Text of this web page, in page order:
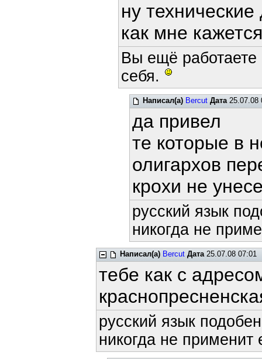
ну
как мне
Вы ещё
себя.
Написал(а) Bercut Дата25.07.08
да привел
те которые в
олигархов
крохи не
русский язык
никогда не
Написал(а) Bercut Дата25.07.08 07:01
тебе как с
русский язык
никогда не применит